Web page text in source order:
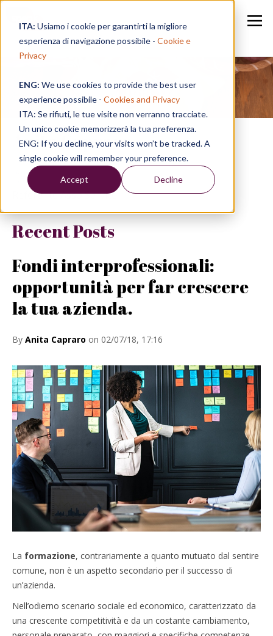
ITA: Usiamo i cookie per garantirti la migliore
esperienza di navigazione possibile - Cookie e
Privacy
ENG: We use cookies to provide the best user
experience possibile - Cookies and Privacy
ITA: Se rifiuti, le tue visite non verranno tracciate.
Un unico cookie memorizzerà la tua preferenza.
ENG: If you decline, your visits won’t be tracked. A
single cookie will remember your preference.
Accept Decline
Speak in a Week
Anita Capraro
Referente Asso Service
Recent Posts
Fondi interprofessionali:
opportunità per far crescere
la tua azienda.
By Anita Capraro on 02/07/18, 17:16
La formazione, contrariamente a quanto mutuato dal sentire
comune, non è un aspetto secondario per il successo di
un’azienda.
Nell’odierno scenario sociale ed economico, caratterizzato da
una crescente competitività e da un costante cambiamento,